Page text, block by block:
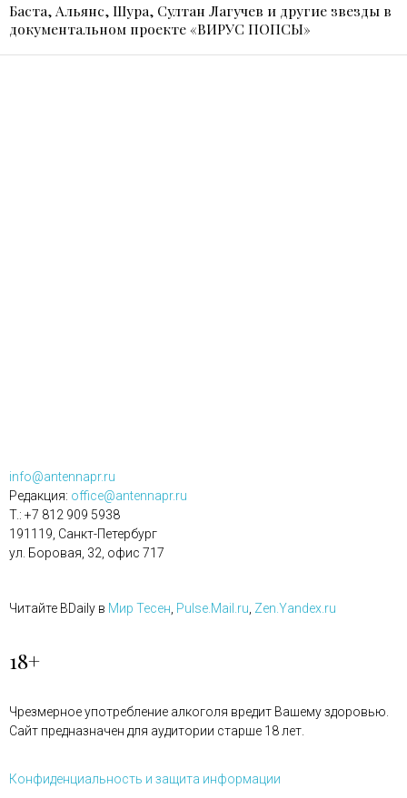
Баста, Альянс, Шура, Султан Лагучев и другие звезды в
документальном проекте «ВИРУС ПОПСЫ»
info@antennapr.ru
Редакция: office@antennapr.ru
T.: +7 812 909 5938
191119, Санкт-Петербург
ул. Боровая, 32, офис 717
Читайте BDaily в Мир Тесен Pulse.Mail.ru Zen.Yandex.ru
18+
Чрезмерное употребление алкоголя вредит Вашему здоровью.
Сайт предназначен для аудитории старше 18 лет.
Конфиденциальность и защита информации